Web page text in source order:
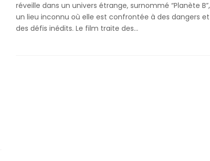
réveille dans un univers étrange, surnommé “Planète B”,
un lieu inconnu où elle est confrontée à des dangers et
des défis inédits. Le film traite des...